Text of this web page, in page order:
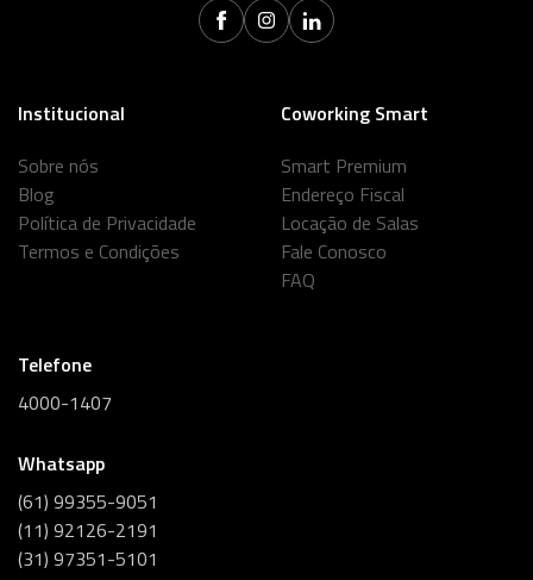
Institucional
Sobre nós
Blog
Política de Privacidade
Termos e Condições
Coworking Smart
Smart Premium
Endereço Fiscal
Locação de Salas
Fale Conosco
FAQ
Telefone
4000-1407
Whatsapp
(61) 99355-9051
(11) 92126-2191
(31) 97351-5101